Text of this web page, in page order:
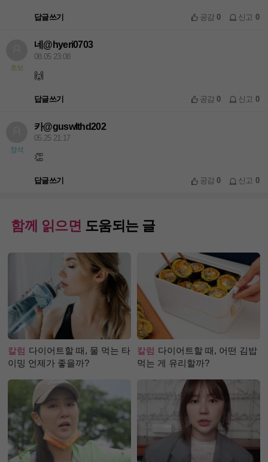
답글쓰기 공감0 신고 0
초보
네@hyeri0703
08.05 23:08
🙌
답글쓰기 공감0 신고 0
정석
카@guswlthd202
05.25 21:17
👏
답글쓰기 공감0 신고 0
함께 읽으면 도움되는 글
칼럼 다이어트할 때, 물 먹는 타
이밍 언제가 좋을까?
칼럼 다이어트할 때, 어떤 김밥
먹는 게 유리할까?